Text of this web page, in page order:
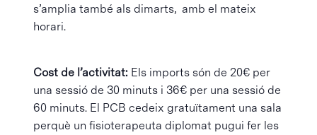
s’amplia també als dimarts, amb el mateix
horari.
Cost de l’activitat: Els imports són de 20€ per
una sessió de 30 minuts i 36€ per una sessió de
60 minuts. El PCB cedeix gratuïtament una sala
perquè un fisioterapeuta diplomat pugui fer les